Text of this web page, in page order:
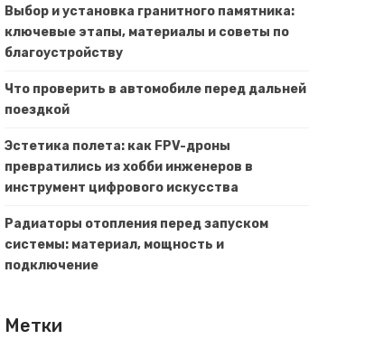
Выбор и установка гранитного памятника:
ключевые этапы, материалы и советы по
благоустройству
Что проверить в автомобиле перед дальней
поездкой
Эстетика полета: как FPV-дроны
превратились из хобби инженеров в
инструмент цифрового искусства
Радиаторы отопления перед запуском
системы: материал, мощность и
подключение
Метки